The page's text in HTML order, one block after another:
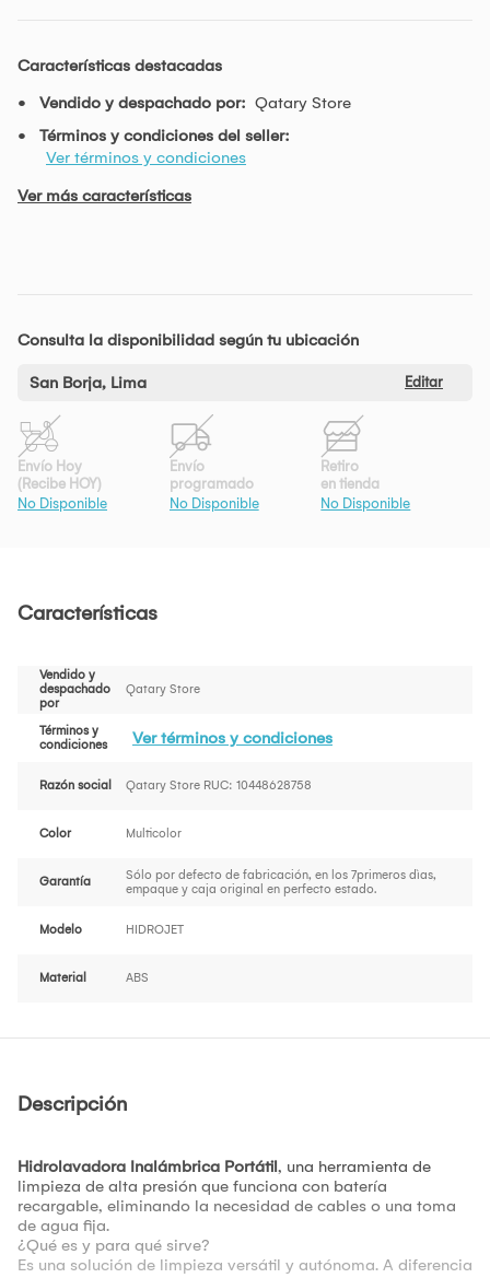
Características destacadas
Vendido y despachado por: Qatary Store
Términos y condiciones del seller:
Ver términos y condiciones
Ver más características
Consulta la disponibilidad según tu ubicación
San Borja, Lima Editar
Envío Hoy
(Recibe HOY)
No Disponible
Envío
programado
No Disponible
Retiro
en tienda
No Disponible
Características
Vendido y
despachado
por
Qatary Store
Términos y
condiciones
Ver términos y condiciones
Razón social Qatary Store RUC: 10448628758
Color Multicolor
Garantía
Sólo por defecto de fabricación, en los 7primeros dìas,
empaque y caja original en perfecto estado.
Modelo HIDROJET
Material ABS
Descripción
Hidrolavadora Inalámbrica Portátil, una herramienta de
limpieza de alta presión que funciona con batería
recargable, eliminando la necesidad de cables o una toma
de agua fija.
¿Qué es y para qué sirve?
Es una solución de limpieza versátil y autónoma. A diferencia